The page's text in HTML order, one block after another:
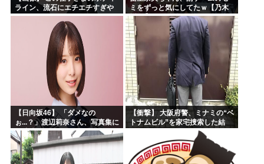
ライン、流石にエチエチすぎや
ろ！
ミをずっと気にしてたｗ【乃木
坂46】
【日向坂46】 「ダメなの
ぉ...？」渡辺莉奈さん、写真集に
興味津々
【衝撃】 大阪府警、ミナミの“ベ
トナムビル”を家宅捜索した結